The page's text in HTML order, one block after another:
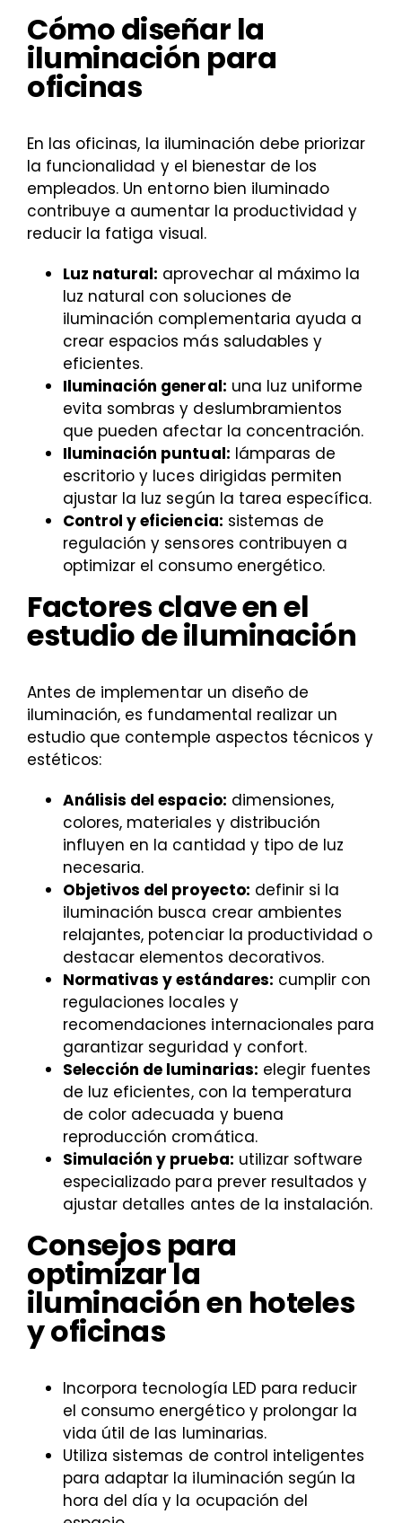
Cómo diseñar la
iluminación para
oficinas
En las oficinas, la iluminación debe priorizar
la funcionalidad y el bienestar de los
empleados. Un entorno bien iluminado
contribuye a aumentar la productividad y
reducir la fatiga visual.
Luz natural: aprovechar al máximo la
luz natural con soluciones de
iluminación complementaria ayuda a
crear espacios más saludables y
eficientes.
Iluminación general: una luz uniforme
evita sombras y deslumbramientos
que pueden afectar la concentración.
Iluminación puntual: lámparas de
escritorio y luces dirigidas permiten
ajustar la luz según la tarea específica.
Control y eficiencia: sistemas de
regulación y sensores contribuyen a
optimizar el consumo energético.
Factores clave en el
estudio de iluminación
Antes de implementar un diseño de
iluminación, es fundamental realizar un
estudio que contemple aspectos técnicos y
estéticos:
Análisis del espacio: dimensiones,
colores, materiales y distribución
influyen en la cantidad y tipo de luz
necesaria.
Objetivos del proyecto: definir si la
iluminación busca crear ambientes
relajantes, potenciar la productividad o
destacar elementos decorativos.
Normativas y estándares: cumplir con
regulaciones locales y
recomendaciones internacionales para
garantizar seguridad y confort.
Selección de luminarias: elegir fuentes
de luz eficientes, con la temperatura
de color adecuada y buena
reproducción cromática.
Simulación y prueba: utilizar software
especializado para prever resultados y
ajustar detalles antes de la instalación.
Consejos para
optimizar la
iluminación en hoteles
y oficinas
Incorpora tecnología LED para reducir
el consumo energético y prolongar la
vida útil de las luminarias.
Utiliza sistemas de control inteligentes
para adaptar la iluminación según la
hora del día y la ocupación del